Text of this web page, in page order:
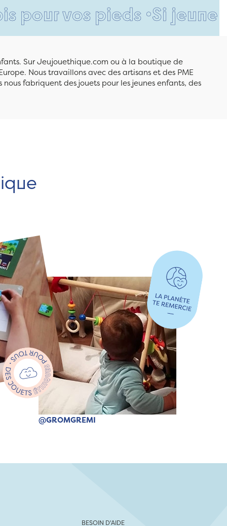
pieds • Si jeune et
Sur Jeujouethique.com ou à la boutique de
Nous travaillons avec des artisans et des PME
fabriquent des jouets pour les jeunes enfants, des
@GROMGREMI
BESOIN D'AIDE